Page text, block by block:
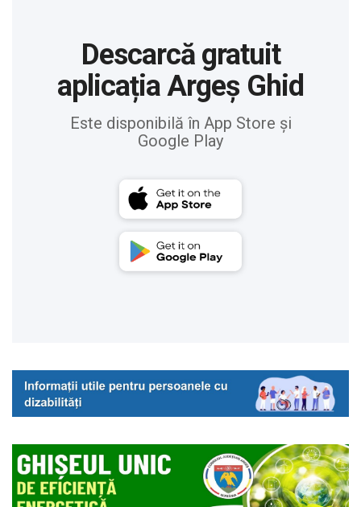
Descarcă gratuit
aplicația Argeș Ghid
Este disponibilă în App Store și
Google Play